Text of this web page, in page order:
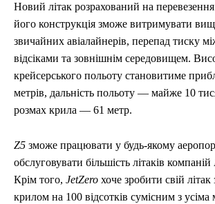
Новий літак розрахований на
його конструкція зможе витримувати
звичайних авіалайнерів, перепад тиску
відсіками та зовнішнім середовищем.
крейсерського польоту становитиме
метрів, дальність польоту — майже 10
розмах крила — 61 метр.
Z5 зможе працювати у будь-якому
обслуговувати більшість літаків
Крім того, JetZero хоче зробити свій
крилом на 100 відсотків сумісним з